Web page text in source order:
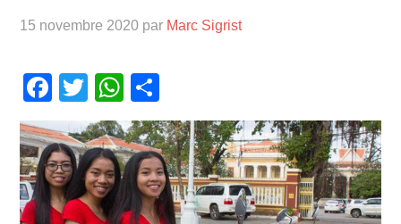
15 novembre 2020 par Marc Sigrist
Facebook
TwitterWhatsApp